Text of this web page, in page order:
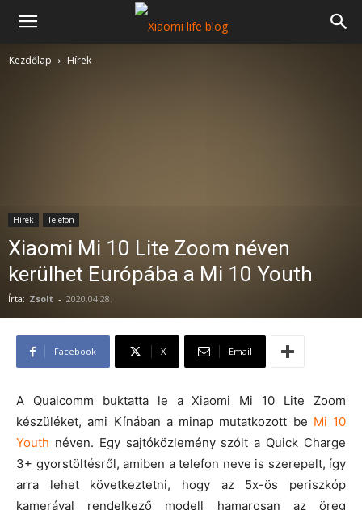
Kezdőlap Hírek
Hírek Telefon
Xiaomi Mi 10 Lite Zoom néven
kerülhet Európába a Mi 10 Youth
Írta: Zsolt - 2020.04.28.
Facebook X Email
A Qualcomm buktatta le a Xiaomi Mi 10 Lite Zoom
készüléket, ami Kínában a minap mutatkozott be Mi 10
Youth néven. Egy sajtóközlemény szólt a Quick Charge
3+ gyorstöltésről, amiben a telefon neve is szerepelt, így
arra lehet következtetni, hogy az 5x-ös periszkóp
kamerával rendelkező modell hamarosan az öreg